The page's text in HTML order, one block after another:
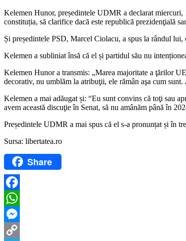
Kelemen Hunor, președintele UDMR a declarat miercuri,
constituția, să clarifice dacă este republică prezidenţială
Și președintele PSD, Marcel Ciolacu, a spus la rândul
Kelemen a subliniat însă că el și partidul său nu
Kelemen Hunor a transmis: „Marea majoritate a ţărilor
decorativ, nu umblăm la atribuţii, ele rămân aşa cum
Kelemen a mai adăugat și: “Eu sunt convins că toţi sau
avem această discuţie în Senat, să nu amânăm până în
Președintele UDMR a mai spus că el s-a pronunțat și în
Sursa: libertatea.ro
Share
Facebook
WhatsApp
Messenger